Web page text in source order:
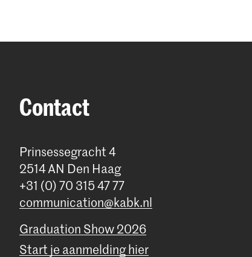
Contact
Prinsessegracht 4
2514 AN Den Haag
+31 (0) 70 315 47 77
communication@kabk.nl
Graduation Show 2026
Start je aanmelding hier